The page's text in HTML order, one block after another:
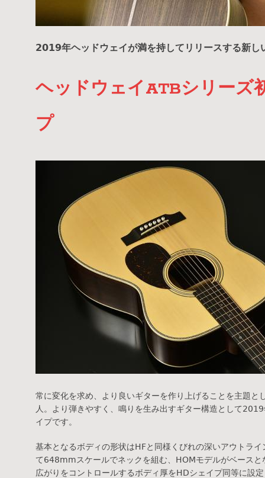
2019年ヘッドウェイが満を持してリリースする新し
ヘッドウェイATBシリーズ
プ
常に変化を求め、より良いギターを作り上げることを主題と
人。より弾きやすく、鳴りを生み出すギター構造として
イプです。
基本となるボディの形状はHFと同様くびれの深いアウトラ
て648mmスケールでネックを組む、HOMモデルがベースと
広がりをコントロールするボディ厚をHDシェイプ同等に